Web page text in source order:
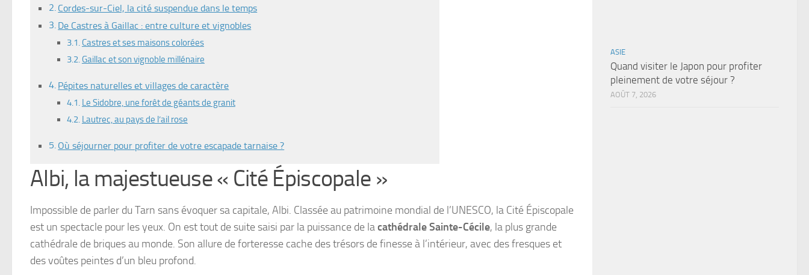
Cordes-sur-Ciel, la cité suspendue dans le temps
De Castres à Gaillac : entre culture et vignobles
Castres et ses maisons colorées
Gaillac et son vignoble millénaire
Pépites naturelles et villages de caractère
Le Sidobre, une forêt de géants de granit
Lautrec, au pays de l’ail rose
Où séjourner pour profiter de votre escapade tarnaise ?
Albi, la majestueuse « Cité Épiscopale »
Impossible de parler du Tarn sans évoquer sa capitale, Albi. Classée au patrimoine mondial de l’UNESCO, la Cité Épiscopale
est un spectacle pour les yeux. On est tout de suite saisi par la puissance de lacathédrale Sainte-Cécile, la plus grande
cathédrale de briques au monde. Son allure de forteresse cache des trésors de finesse à l’intérieur, avec des fresques et
des voûtes peintes d’un bleu profond.
ASIE
Quand visiter le Japon pour profiter
pleinement de votre séjour ?
AOÛT 7, 2026